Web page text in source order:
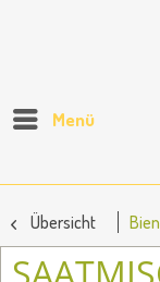
Menü
Übersicht